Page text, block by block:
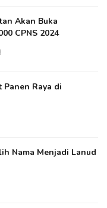
Akan Buka
CPNS 2024
Panen Raya di
Nama Menjadi Lanud